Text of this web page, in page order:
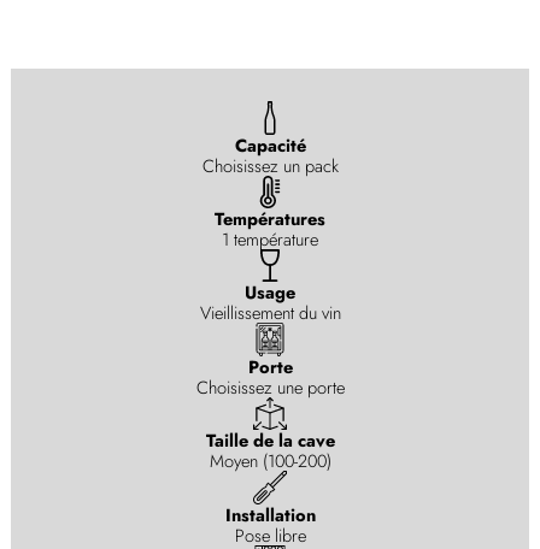
Capacité
Choisissez un pack
Températures
1 température
Usage
Vieillissement du vin
Porte
Choisissez une porte
Taille de la cave
Moyen (100-200)
Installation
Pose libre